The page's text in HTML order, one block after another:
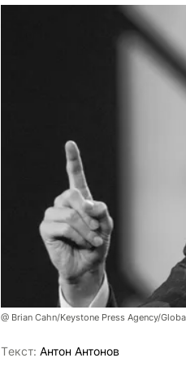
@ Brian Cahn/Keystone Press Agency/
Tекст: Антон Антонов